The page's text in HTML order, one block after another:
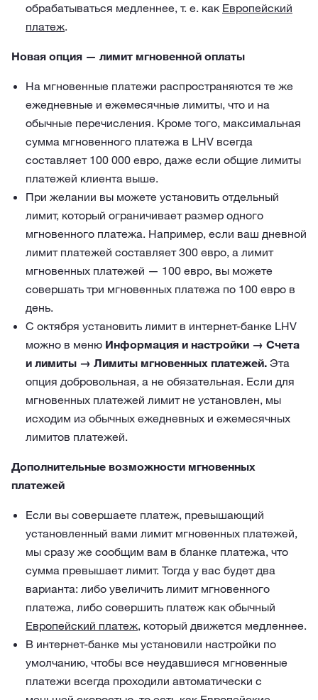
обрабатываться медленнее, т. е. как Европейский
платеж.
Новая опция — лимит мгновенной оплаты
На мгновенные платежи распространяются те же
ежедневные и ежемесячные лимиты, что и на
обычные перечисления. Кроме того, максимальная
сумма мгновенного платежа в LHV всегда
составляет 100 000 евро, даже если общие лимиты
платежей клиента выше.
При желании вы можете установить отдельный
лимит, который ограничивает размер одного
мгновенного платежа. Например, если ваш дневной
лимит платежей составляет 300 евро, а лимит
мгновенных платежей — 100 евро, вы можете
совершать три мгновенных платежа по 100 евро в
день.
С октября установить лимит в интернет-банке LHV
можно в меню Информация и настройки → Счета
и лимиты → Лимиты мгновенных платежей. Эта
опция добровольная, а не обязательная. Если для
мгновенных платежей лимит не установлен, мы
исходим из обычных ежедневных и ежемесячных
лимитов платежей.
Дополнительные возможности мгновенных
платежей
Если вы совершаете платеж, превышающий
установленный вами лимит мгновенных платежей,
мы сразу же сообщим вам в бланке платежа, что
сумма превышает лимит. Тогда у вас будет два
варианта: либо увеличить лимит мгновенного
платежа, либо совершить платеж как обычный
Европейский платеж, который движется медленнее.
В интернет-банке мы установили настройки по
умолчанию, чтобы все неудавшиеся мгновенные
платежи всегда проходили автоматически с